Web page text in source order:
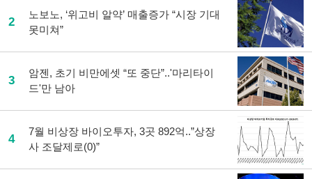
2
노보노, ‘위고비 알약’ 매출증가 “시장 기대
못미쳐”
3
암젠, 초기 비만에셋 “또 중단”..'마리타이
드'만 남아
4
7월 비상장 바이오투자, 3곳 892억..”상장
사 조달제로(0)”